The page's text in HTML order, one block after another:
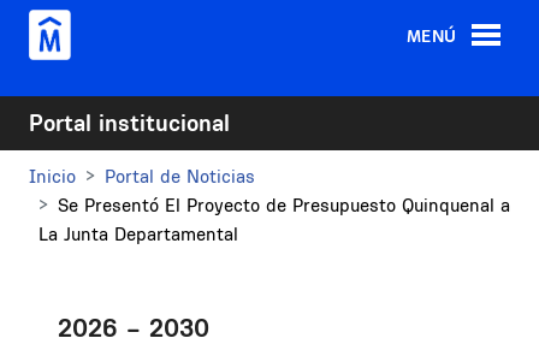
Pasar al contenido principal
MENÚ
Portal institucional
Inicio
Portal de Noticias
Se Presentó El Proyecto de Presupuesto Quinquenal a
La Junta Departamental
2026 – 2030